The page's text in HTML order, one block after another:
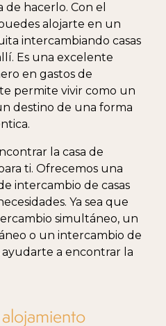
hacerlo. Con el
alojarte en un
intercambiando casas
Es una excelente
en gastos de
permite vivir como un
destino de una forma
la casa de
ti. Ofrecemos una
intercambio de casas
Ya sea que
simultáneo, un
o un intercambio de
a encontrar la